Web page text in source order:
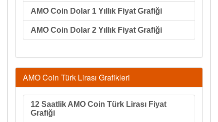
AMO Coin Dolar 1 Yıllık Fiyat Grafiği
AMO Coin Dolar 2 Yıllık Fiyat Grafiği
AMO Coin Türk Lirası Grafikleri
12 Saatlik AMO Coin Türk Lirası Fiyat
Grafiği